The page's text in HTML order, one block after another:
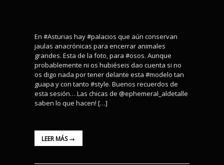
En #Asturias hay #palacios que aún conservan
jaulas anacrónicas para encerrar animales
grandes. Esta de la foto, para #osos. Aunque
probablemente ni os hubiéseis dao cuenta si no
os digo nada por tener delante esta #modelo tan
guapa y con tanto #style. Buenos recuerdos de
esta sesión… Las chicas de @ephemeral_aldetalle
saben lo que hacen! […]
LEER MÁS →